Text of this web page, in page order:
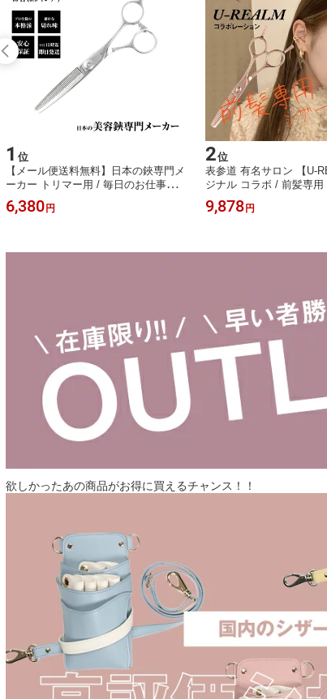
1 位
【メール便送料無料】日本の鋏専門メ
ーカー トリマー用 / 毎日のお仕事も
安心なぼかし 毛量調整用スキ鋏 / DE
EDS P1 セニング (6.0インチ) 40目 ス
6,380 円
2位
表参道 有名サロン 【U-
ジナル コラボ / 前髪専用
インチ) / 日本の鋏専門メ
でもプロ仕上 ガタガタに
仕上 ガタガタにならな
9,878 円
欲しかったあの商品がお得に買えるチャンス！！